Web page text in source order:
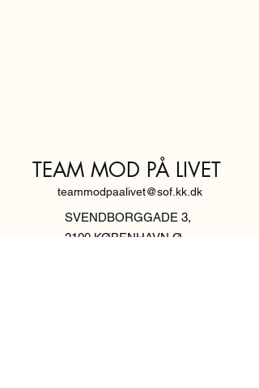
TEAM MOD PÅ LIVET
teammodpaalivet@sof.kk.dk
SVENDBORGGADE 3,
2100 KØBENHAVN Ø